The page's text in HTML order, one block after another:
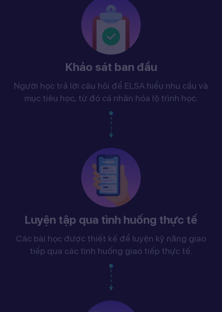
Khảo sát ban đầu
Người học trả lời câu hỏi để ELSA hiểu nhu cầu và
mục tiêu học, từ đó cá nhân hóa lộ trình học.
Luyện tập qua tình huống thực tế
Các bài học được thiết kế để luyện kỹ năng giao
tiếp qua các tình huống giao tiếp thực tế.